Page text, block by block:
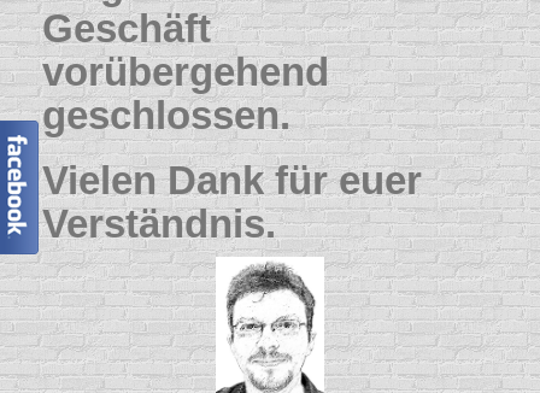
Geschäft
vorübergehend
geschlossen.
Vielen Dank für euer
Verständnis.